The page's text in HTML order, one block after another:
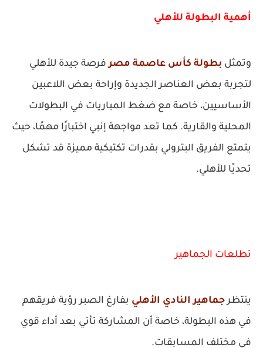
أهمية البطولة للأهلي
وتمثل بطولة كأس عاصمة مصر فرصة جيدة للأهلي
لتجربة بعض العناصر الجديدة وإراحة بعض اللاعبين
الأساسيين، خاصة مع ضغط المباريات في البطولات
المحلية والقارية. كما تعد مواجهة إنبي اختبارًا مهمًا، حيث
يتمتع الفريق البترولي بقدرات تكتيكية مميزة قد تشكل
تحديًا للأهلي.
تطلعات الجماهير
ينتظر جماهير النادي الأهلي بفارغ الصبر رؤية فريقهم
في هذه البطولة، خاصة أن المشاركة تأتي بعد أداء قوي
في مختلف المسابقات.